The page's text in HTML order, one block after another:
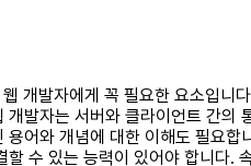
개발자에게 꼭 필요한 요소입
발자는 서버와 클라이언트 간
어와 개념에 대한 이해도 필요
수 있는 능력이 있어야 합니다